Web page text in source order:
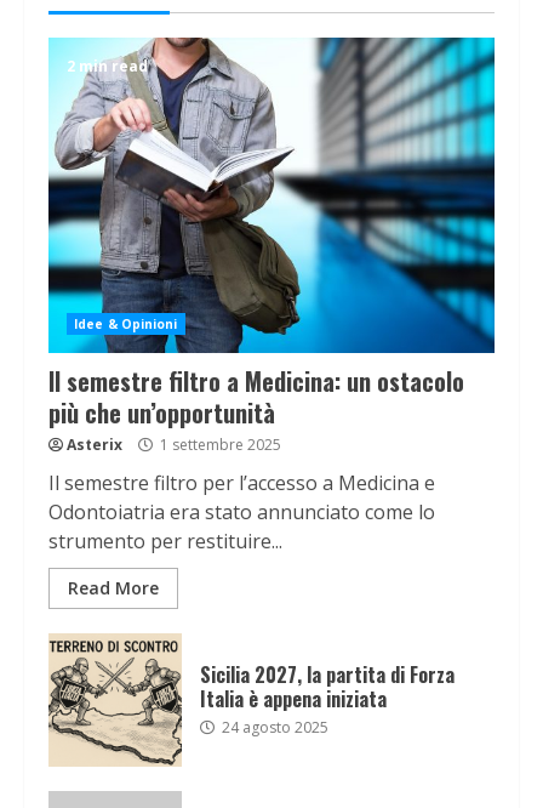
2 min read
Idee & Opinioni
Il semestre filtro a Medicina: un ostacolo
più che un’opportunità
Asterix 1 settembre 2025
Il semestre filtro per l’accesso a Medicina e
Odontoiatria era stato annunciato come lo
strumento per restituire...
Read More
Sicilia 2027, la partita di Forza
Italia è appena iniziata
24 agosto 2025